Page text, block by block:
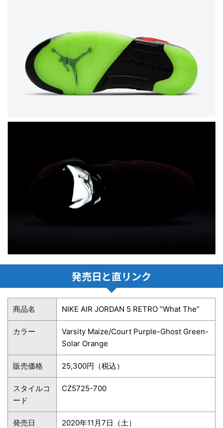
発売日と直リンク
商品名 NIKE AIR JORDAN 5 RETRO ”What The”
カラー
Varsity Maize/Court Purple-Ghost Green-
Solar Orange
販売価格 25,300円（税込）
スタイルコ
ード
CZ5725-700
発売日 2020年11月7日（土）